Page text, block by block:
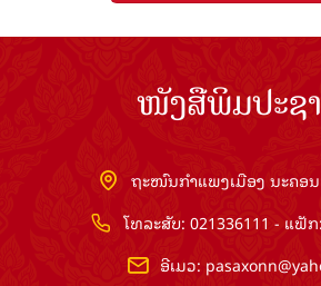
ໜັງສືພິມປະຊ
ຖະໜົນກຳແພງເມືອງ ນະຄອ
ໂທລະສັບ: 021336111 - ແຟັ
ອີເມວ: